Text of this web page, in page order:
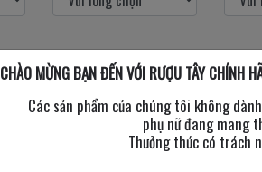
CHÀO MỪNG BẠN ĐẾN VỚI RƯỢU TÂY CHÍNH
Các sản phẩm của chúng tôi không
phụ nữ đang mang
Thưởng thức có trách